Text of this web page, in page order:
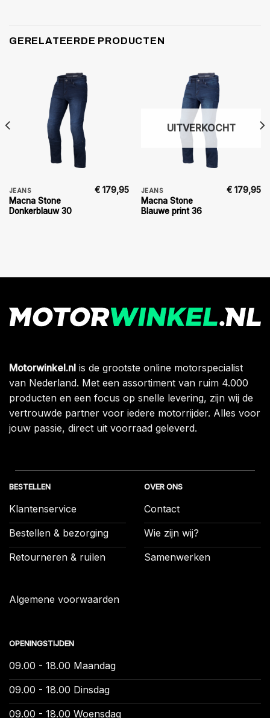
GERELATEERDE PRODUCTEN
JEANS
Macna Stone
Donkerblauw 30
€ 179,95
UITVERKOCHT
JEANS
Macna Stone
Blauwe print 36
€ 179,95
Motorwinkel.nl is de grootste online motorspecialist
van Nederland. Met een assortiment van ruim 4.000
producten en een focus op snelle levering, zijn wij de
vertrouwde partner voor iedere motorrijder. Alles voor
jouw passie, direct uit voorraad geleverd.
BESTELLEN
Klantenservice
Bestellen & bezorging
Retourneren & ruilen
Algemene voorwaarden
OVER ONS
Contact
Wie zijn wij?
Samenwerken
OPENINGSTIJDEN
09.00 - 18.00 Maandag
09.00 - 18.00 Dinsdag
09.00 - 18.00 Woensdag